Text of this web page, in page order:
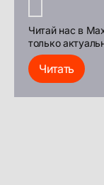
Читай нас в
только
Читать